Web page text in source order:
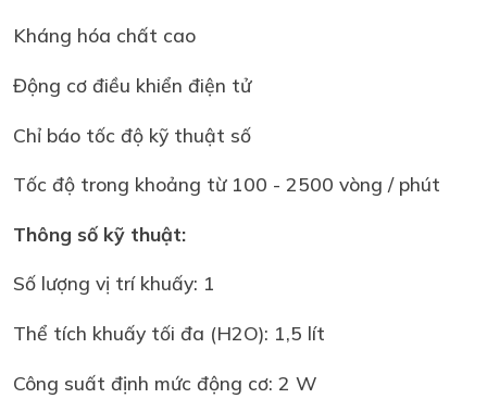
Kháng hóa chất cao
Động cơ điều khiển điện tử
Chỉ báo tốc độ kỹ thuật số
Tốc độ trong khoảng từ 100 - 2500 vòng / phút
Thông số kỹ thuật:
Số lượng vị trí khuấy: 1
Thể tích khuấy tối đa (H2O): 1,5 lít
Công suất định mức động cơ: 2 W